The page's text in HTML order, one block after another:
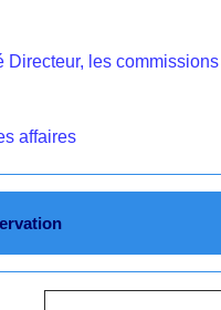
Directeur, les commissions
affaires